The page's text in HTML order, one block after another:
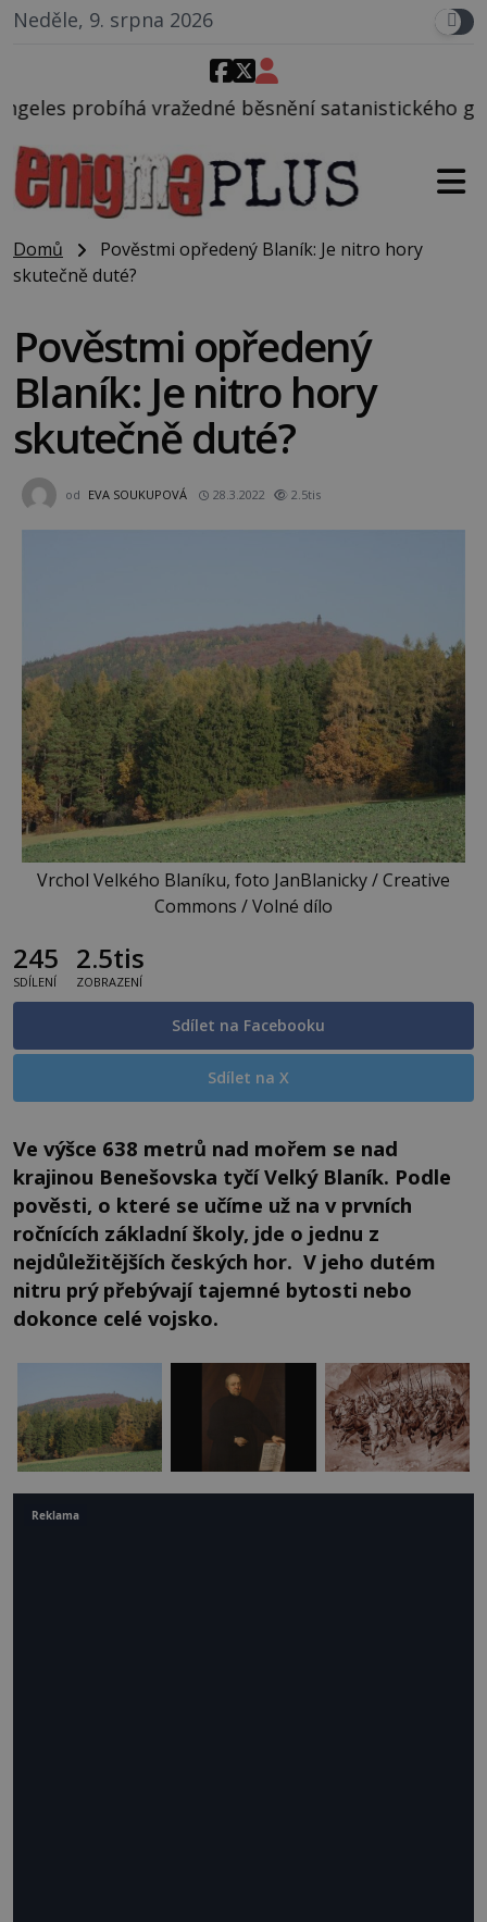
Neděle, 9. srpna 2026
běsnění satanistického gangu vedeného
Domů
Pověstmi opředený Blaník: Je nitro hory
skutečně duté?
Pověstmi opředený
Blaník: Je nitro hory
skutečně duté?
od EVA SOUKUPOVÁ 28.3.2022 2.5tis
Vrchol Velkého Blaníku, foto JanBlanicky / Creative
Commons / Volné dílo
245
SDÍLENÍ
2.5tis
ZOBRAZENÍ
Sdílet na Facebooku
Sdílet na X
Ve výšce 638 metrů nad mořem se nad
krajinou Benešovska tyčí Velký Blaník. Podle
pověsti, o které se učíme už na v prvních
ročnících základní školy, jde o jednu z
nejdůležitějších českých hor. V jeho dutém
nitru prý přebývají tajemné bytosti nebo
dokonce celé vojsko.
Reklama